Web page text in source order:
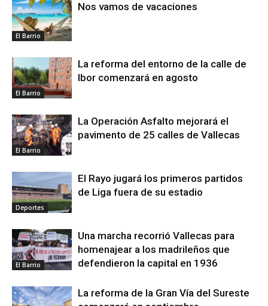
El Barrio
Nos vamos de vacaciones
El Barrio
La reforma del entorno de la calle de
Ibor comenzará en agosto
El Barrio
La Operación Asfalto mejorará el
pavimento de 25 calles de Vallecas
Deportes
El Rayo jugará los primeros partidos
de Liga fuera de su estadio
El Barrio
Una marcha recorrió Vallecas para
homenajear a los madrileños que
defendieron la capital en 1936
La reforma de la Gran Vía del Sureste